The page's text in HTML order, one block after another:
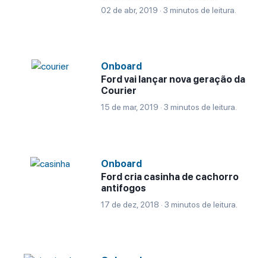
02 de abr, 2019 · 3 minutos de leitura.
Onboard
Ford vai lançar nova geração da
Courier
15 de mar, 2019 · 3 minutos de leitura.
Onboard
Ford cria casinha de cachorro
antifogos
17 de dez, 2018 · 3 minutos de leitura.